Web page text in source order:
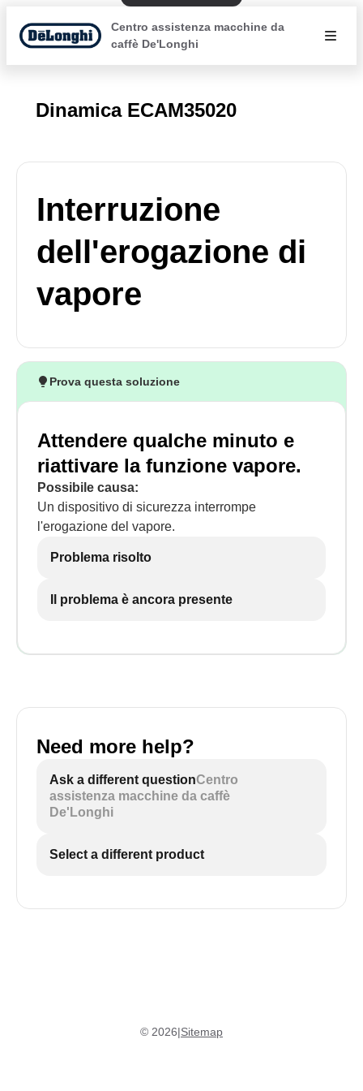
Centro assistenza macchine da
caffè De'Longhi
Dinamica ECAM35020
Interruzione
dell'erogazione di
vapore
Prova questa soluzione
Attendere qualche minuto e
riattivare la funzione vapore.
Possibile causa:
Un dispositivo di sicurezza interrompe
l'erogazione del vapore.
Problema risolto
Il problema è ancora presente
Need more help?
Ask a different questionCentro
assistenza macchine da caffè
De'Longhi
Select a different product
© 2026|Sitemap